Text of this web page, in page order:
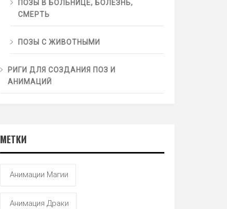
ПОЗЫ В БОЛЬНИЦЕ, БОЛЕЗНЬ,
СМЕРТЬ
ПОЗЫ С ЖИВОТНЫМИ
РИГИ ДЛЯ СОЗДАНИЯ ПОЗ И
АНИМАЦИЙ
МЕТКИ
Анимации Магии
Анимация Драки